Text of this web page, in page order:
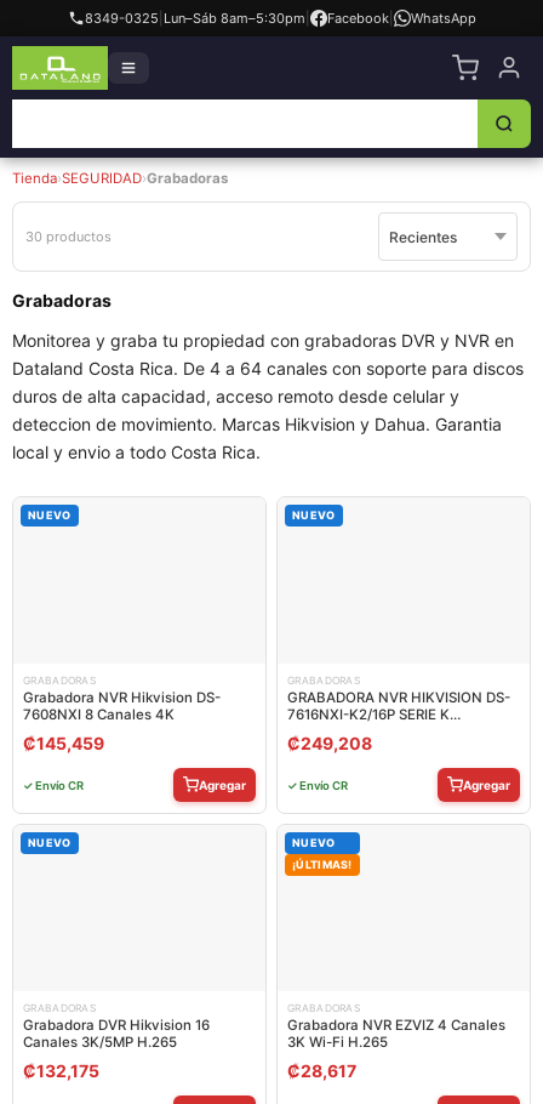
8349-0325 Lun–Sáb 8am–5:30pm Facebook| WhatsApp
Tienda›SEGURIDAD›Grabadoras
30 productos
Grabadoras
Monitoreа y graba tu propiedad con grabadoras DVR y NVR en
Dataland Costa Rica. De 4 a 64 canales con soporte para discos
duros de alta capacidad, acceso remoto desde celular y
deteccion de movimiento. Marcas Hikvision y Dahua. Garantia
local y envio a todo Costa Rica.
NUEVO
GRABADORAS
Grabadora NVR Hikvision DS-
7608NXI 8 Canales 4K
₡145,459
✓ Envío CR Agregar
NUEVO
GRABADORAS
GRABADORA NVR HIKVISION DS-
7616NXI-K2/16P SERIE K
POE HASTA 12 MP / 4K H.265+ 2
SATA HASTA 20 TB 303621208
₡249,208
✓ Envío CR Agregar
NUEVO
GRABADORAS
Grabadora DVR Hikvision 16
Canales 3K/5MP H.265
₡132,175
NUEVO
¡ÚLTIMAS!
GRABADORAS
Grabadora NVR EZVIZ 4 Canales
3K Wi-Fi H.265
₡28,617